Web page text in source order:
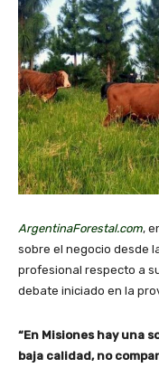
ArgentinaForestal.com,
sobre el negocio desde
profesional respecto a
debate iniciado en la
“En Misiones hay una
baja calidad, no